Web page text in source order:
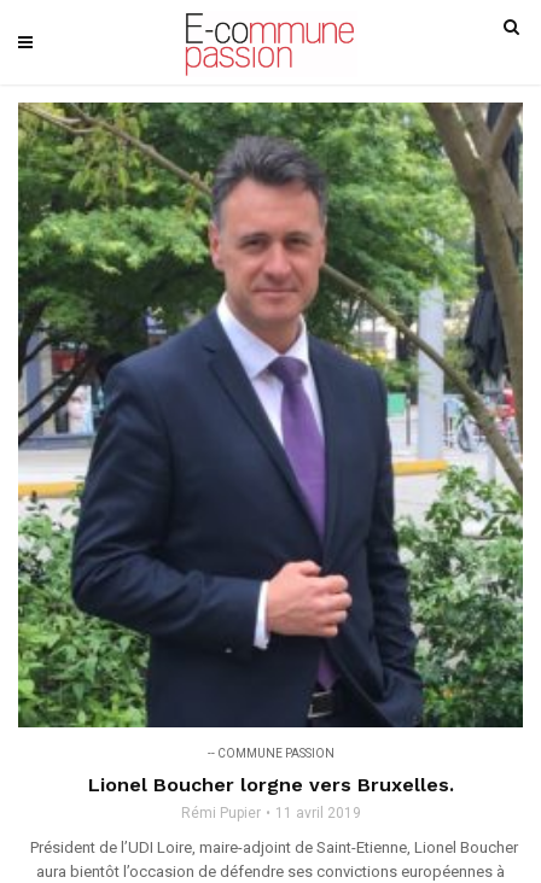
-- COMMUNE PASSION
Lionel Boucher lorgne vers Bruxelles.
Rémi Pupier 11 avril 2019
Président de l’UDI Loire, maire-adjoint de Saint-Etienne, Lionel Boucher
aura bientôt l’occasion de défendre ses convictions européennes à